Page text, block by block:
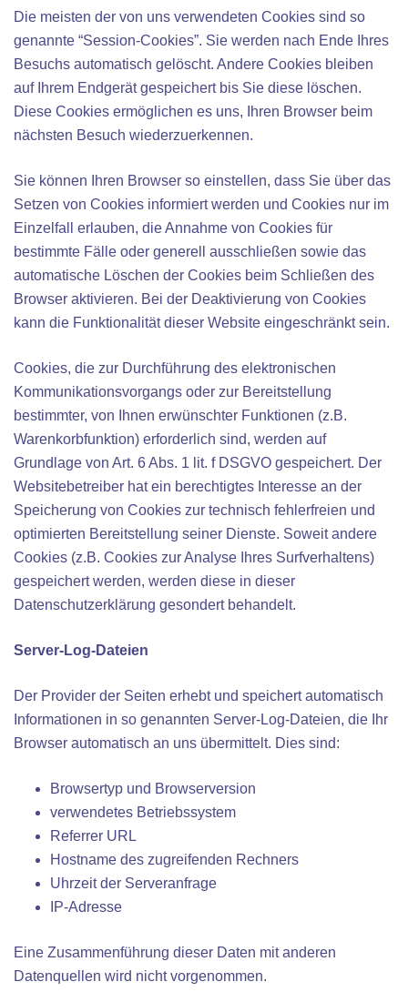
Die meisten der von uns verwendeten Cookies sind so
genannte “Session-Cookies”. Sie werden nach Ende Ihres
Besuchs automatisch gelöscht. Andere Cookies bleiben
auf Ihrem Endgerät gespeichert bis Sie diese löschen.
Diese Cookies ermöglichen es uns, Ihren Browser beim
nächsten Besuch wiederzuerkennen.
Sie können Ihren Browser so einstellen, dass Sie über das
Setzen von Cookies informiert werden und Cookies nur im
Einzelfall erlauben, die Annahme von Cookies für
bestimmte Fälle oder generell ausschließen sowie das
automatische Löschen der Cookies beim Schließen des
Browser aktivieren. Bei der Deaktivierung von Cookies
kann die Funktionalität dieser Website eingeschränkt sein.
Cookies, die zur Durchführung des elektronischen
Kommunikationsvorgangs oder zur Bereitstellung
bestimmter, von Ihnen erwünschter Funktionen (z.B.
Warenkorbfunktion) erforderlich sind, werden auf
Grundlage von Art. 6 Abs. 1 lit. f DSGVO gespeichert. Der
Websitebetreiber hat ein berechtigtes Interesse an der
Speicherung von Cookies zur technisch fehlerfreien und
optimierten Bereitstellung seiner Dienste. Soweit andere
Cookies (z.B. Cookies zur Analyse Ihres Surfverhaltens)
gespeichert werden, werden diese in dieser
Datenschutzerklärung gesondert behandelt.
Server-Log-Dateien
Der Provider der Seiten erhebt und speichert automatisch
Informationen in so genannten Server-Log-Dateien, die Ihr
Browser automatisch an uns übermittelt. Dies sind:
Browsertyp und Browserversion
verwendetes Betriebssystem
Referrer URL
Hostname des zugreifenden Rechners
Uhrzeit der Serveranfrage
IP-Adresse
Eine Zusammenführung dieser Daten mit anderen
Datenquellen wird nicht vorgenommen.